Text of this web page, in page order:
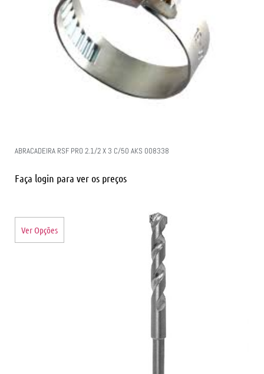
ABRACADEIRA RSF PRO 2.1/2 X 3 C/50 AKS 008338
Faça login para ver os preços
Ver Opções